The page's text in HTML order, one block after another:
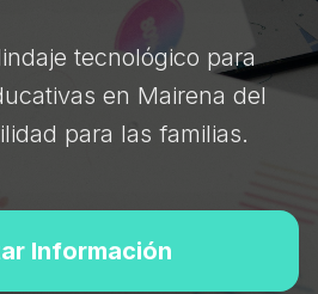
tecnológico para
en Mairena del
para las familias.
Información